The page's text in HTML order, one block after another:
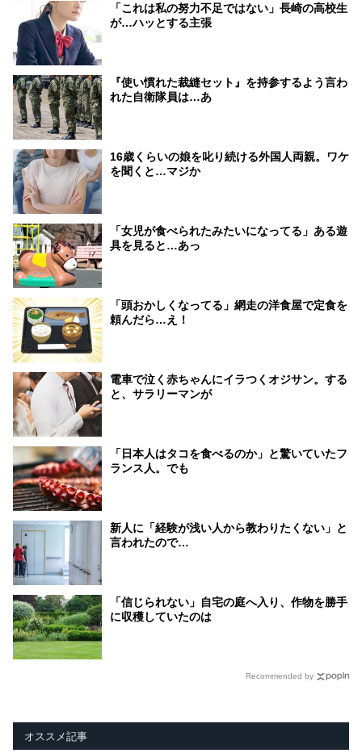
「これは私の努力不足ではない」長崎の高校生
が…ハッとする主張
『使い慣れた裁縫セット』を持参するよう言わ
れた自衛隊員は…あ
16歳くらいの娘を叱り続ける外国人両親。ワケ
を聞くと…マジか
「女児が食べられたみたいになってる」ある遊
具を見ると…あっ
「頭おかしくなってる」網走の洋食屋で定食を
頼んだら…え！
電車で泣く赤ちゃんにイラつくオジサン。する
と、サラリーマンが
「日本人はタコを食べるのか」と驚いていたフ
ランス人。でも
新人に「経験が浅い人から教わりたくない」と
言われたので…
「信じられない」自宅の庭へ入り、作物を勝手
に収穫していたのは
Recommended by
オススメ記事